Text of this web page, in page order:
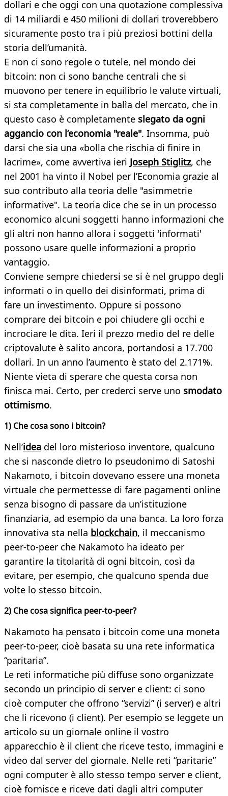
dollari e che oggi con una quotazione complessiva
di 14 miliardi e 450 milioni di dollari troverebbero
sicuramente posto tra i più preziosi bottini della
storia dell’umanità.
E non ci sono regole o tutele, nel mondo dei
bitcoin: non ci sono banche centrali che si
muovono per tenere in equilibrio le valute virtuali,
si sta completamente in balìa del mercato, che in
questo caso è completamente slegato da ogni
aggancio con l’economia "reale". Insomma, può
darsi che sia una «bolla che rischia di finire in
lacrime», come avvertiva ieri Joseph Stiglitz, che
nel 2001 ha vinto il Nobel per l’Economia grazie al
suo contributo alla teoria delle "asimmetrie
informative". La teoria dice che se in un processo
economico alcuni soggetti hanno informazioni che
gli altri non hanno allora i soggetti 'informati'
possono usare quelle informazioni a proprio
vantaggio.
Conviene sempre chiedersi se si è nel gruppo degli
informati o in quello dei disinformati, prima di
fare un investimento. Oppure si possono
comprare dei bitcoin e poi chiudere gli occhi e
incrociare le dita. Ieri il prezzo medio del re delle
criptovalute è salito ancora, portandosi a 17.700
dollari. In un anno l’aumento è stato del 2.171%.
Niente vieta di sperare che questa corsa non
finisca mai. Certo, per crederci serve uno smodato
ottimismo.
1) Che cosa sono i bitcoin?
Nell’idea del loro misterioso inventore, qualcuno
che si nasconde dietro lo pseudonimo di Satoshi
Nakamoto, i bitcoin dovevano essere una moneta
virtuale che permettesse di fare pagamenti online
senza bisogno di passare da un’istituzione
finanziaria, ad esempio da una banca. La loro forza
innovativa sta nella blockchain, il meccanismo
peer-to-peer che Nakamoto ha ideato per
garantire la titolarità di ogni bitcoin, così da
evitare, per esempio, che qualcuno spenda due
volte lo stesso bitcoin.
2) Che cosa significa peer-to-peer?
Nakamoto ha pensato i bitcoin come una moneta
peer-to-peer, cioè basata su una rete informatica
“paritaria”.
Le reti informatiche più diffuse sono organizzate
secondo un principio di server e client: ci sono
cioè computer che offrono “servizi” (i server) e altri
che li ricevono (i client). Per esempio se leggete un
articolo su un giornale online il vostro
apparecchio è il client che riceve testo, immagini e
video dal server del giornale. Nelle reti “paritarie”
ogni computer è allo stesso tempo server e client,
cioè fornisce e riceve dati dagli altri computer